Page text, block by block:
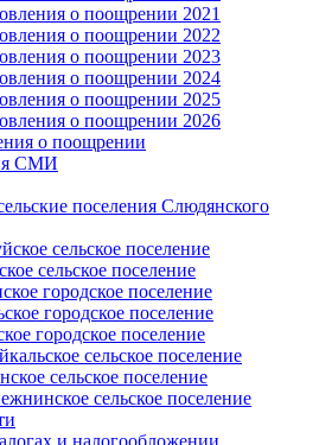
о поощрении 2021
о поощрении 2022
о поощрении 2023
о поощрении 2024
о поощрении 2025
о поощрении 2026
о поощрении
СМИ
поселения Слюдянского
сельское поселение
сельское поселение
городское поселение
городское поселение
городское поселение
сельское поселение
сельское поселение
сельское поселение
и налогообложении